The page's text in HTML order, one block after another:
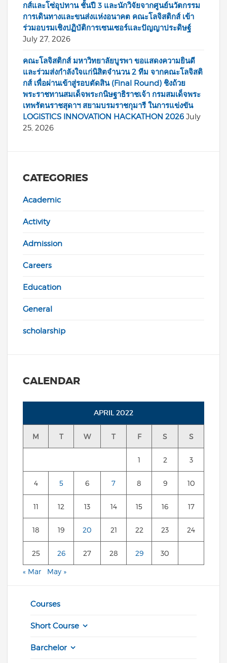
กส์และโซ่อุปทาน ชั้นปี 3 และนักวิจัยจากศูนย์นวัตกรรม
การเดินทางและขนส่งแห่งอนาคต คณะโลจิสติกส์ เข้า
ร่วมอบรมเชิงปฏิบัติการเซนเซอร์และปัญญาประดิษฐ์
July 27, 2026
คณะโลจิสติกส์ มหาวิทยาลัยบูรพา ขอแสดงความยินดี
และร่วมส่งกำลังใจแก่นิสิตจำนวน 2 ทีม จากคณะโลจิสติ
กส์ เพื่อผ่านเข้าสู่รอบตัดสิน (Final Round) ชิงถ้วย
พระราชทานสมเด็จพระกนิษฐาธิราชเจ้า กรมสมเด็จพระ
เทพรัตนราชสุดาฯ สยามบรมราชกุมารี ในการแข่งขัน
LOGISTICS INNOVATION HACKATHON 2026 July
25, 2026
CATEGORIES
Academic
Activity
Admission
Careers
Education
General
scholarship
CALENDAR
APRIL 2022
M T W T F S S
1 2 3
4 5 6 7 8 9 10
11 12 13 14 15 16 17
18 19 20 21 22 23 24
25 26 27 28 29 30
« Mar May »
Courses
Short Course
Barchelor